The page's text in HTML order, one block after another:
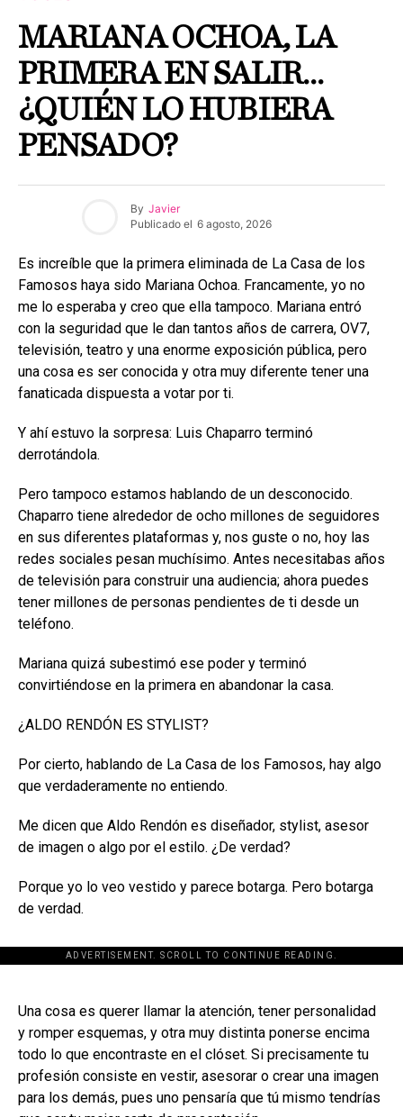
MARIANA OCHOA, LA
PRIMERA EN SALIR…
¿QUIÉN LO HUBIERA
PENSADO?
By Javier
Publicado el 6 agosto, 2026
Es increíble que la primera eliminada de La Casa de los
Famosos haya sido Mariana Ochoa. Francamente, yo no
me lo esperaba y creo que ella tampoco. Mariana entró
con la seguridad que le dan tantos años de carrera, OV7,
televisión, teatro y una enorme exposición pública, pero
una cosa es ser conocida y otra muy diferente tener una
fanaticada dispuesta a votar por ti.
Y ahí estuvo la sorpresa: Luis Chaparro terminó
derrotándola.
Pero tampoco estamos hablando de un desconocido.
Chaparro tiene alrededor de ocho millones de seguidores
en sus diferentes plataformas y, nos guste o no, hoy las
redes sociales pesan muchísimo. Antes necesitabas años
de televisión para construir una audiencia; ahora puedes
tener millones de personas pendientes de ti desde un
teléfono.
Mariana quizá subestimó ese poder y terminó
convirtiéndose en la primera en abandonar la casa.
¿ALDO RENDÓN ES STYLIST?
Por cierto, hablando de La Casa de los Famosos, hay algo
que verdaderamente no entiendo.
Me dicen que Aldo Rendón es diseñador, stylist, asesor
de imagen o algo por el estilo. ¿De verdad?
Porque yo lo veo vestido y parece botarga. Pero botarga
de verdad.
ADVERTISEMENT. SCROLL TO CONTINUE READING.
[adsforwp id="243463"]
Una cosa es querer llamar la atención, tener personalidad
y romper esquemas, y otra muy distinta ponerse encima
todo lo que encontraste en el clóset. Si precisamente tu
profesión consiste en vestir, asesorar o crear una imagen
para los demás, pues uno pensaría que tú mismo tendrías